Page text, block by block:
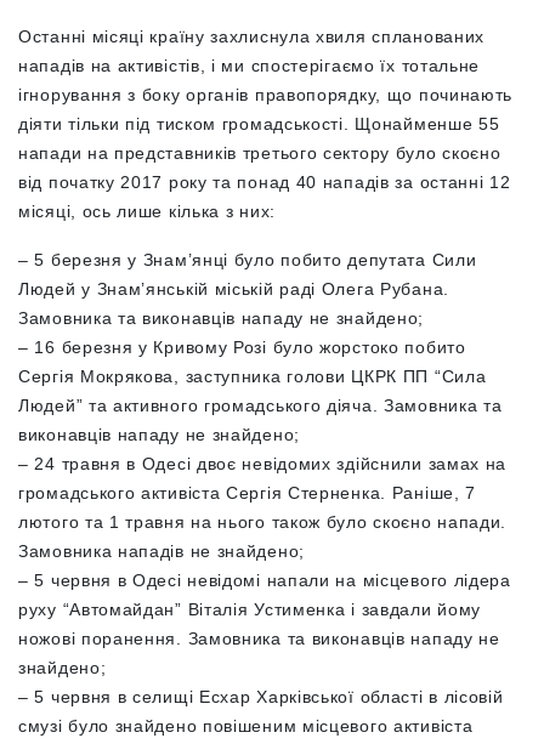
Останні місяці країну захлиснула хвиля спланованих
нападів на активістів, і ми спостерігаємо їх тотальне
ігнорування з боку органів правопорядку, що починають
діяти тільки під тиском громадськості. Щонайменше 55
напади на представників третього сектору було скоєно
від початку 2017 року та понад 40 нападів за останні 12
місяці, ось лише кілька з них:
– 5 березня у Знам’янці було побито депутата Сили
Людей у Знам’янській міській раді Олега Рубана.
Замовника та виконавців нападу не знайдено;
– 16 березня у Кривому Розі було жорстоко побито
Сергія Мокрякова, заступника голови ЦКРК ПП “Сила
Людей” та активного громадського діяча. Замовника та
виконавців нападу не знайдено;
– 24 травня в Одесі двоє невідомих здійснили замах на
громадського активіста Сергія Стерненка. Раніше, 7
лютого та 1 травня на нього також було скоєно напади.
Замовника нападів не знайдено;
– 5 червня в Одесі невідомі напали на місцевого лідера
руху “Автомайдан” Віталія Устименка і завдали йому
ножові поранення. Замовника та виконавців нападу не
знайдено;
– 5 червня в селищі Есхар Харківської області в лісовій
смузі було знайдено повішеним місцевого активіста